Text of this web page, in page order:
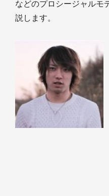
などのプロシージャルモ
説します。